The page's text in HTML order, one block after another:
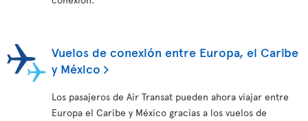
Vuelos de conexión entre Europa, el Caribe
y México
Los pasajeros de Air Transat pueden ahora viajar entre
Europa el Caribe y México gracias a los vuelos de